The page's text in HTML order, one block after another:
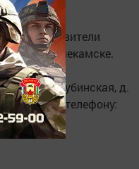
- представители
РТ в Нижнекамске.
ул. Ахтубинская, д.
запись по телефону: